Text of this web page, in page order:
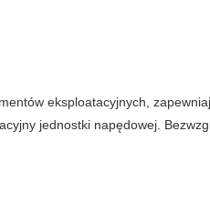
eksploatacyjnych,
jednostki napędowej.